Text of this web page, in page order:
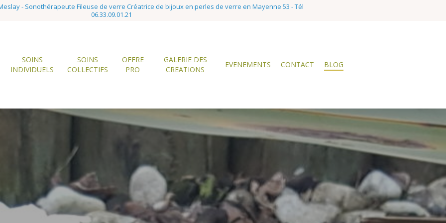
- Sonothérapeute Fileuse de verre Créatrice de bijoux en perles de verre en Mayenne 53 - Tél
06.33.09.01.21
SOINS
INDIVIDUELS
SOINS
COLLECTIFS
OFFRE
PRO
GALERIE DES
CREATIONS
EVENEMENTS CONTACT BLOG